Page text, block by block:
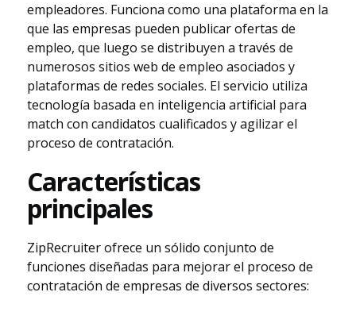
empleadores. Funciona como una plataforma en la
que las empresas pueden publicar ofertas de
empleo, que luego se distribuyen a través de
numerosos sitios web de empleo asociados y
plataformas de redes sociales. El servicio utiliza
tecnología basada en inteligencia artificial para
match con candidatos cualificados y agilizar el
proceso de contratación.
Características
principales
ZipRecruiter ofrece un sólido conjunto de
funciones diseñadas para mejorar el proceso de
contratación de empresas de diversos sectores: